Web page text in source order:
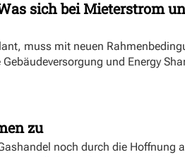
sich bei Mieterstrom
muss mit neuen
und Energy
zu
noch durch die Hoffnung